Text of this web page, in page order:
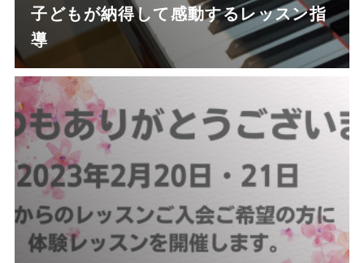
子どもが納得して感動するレッスン指
導